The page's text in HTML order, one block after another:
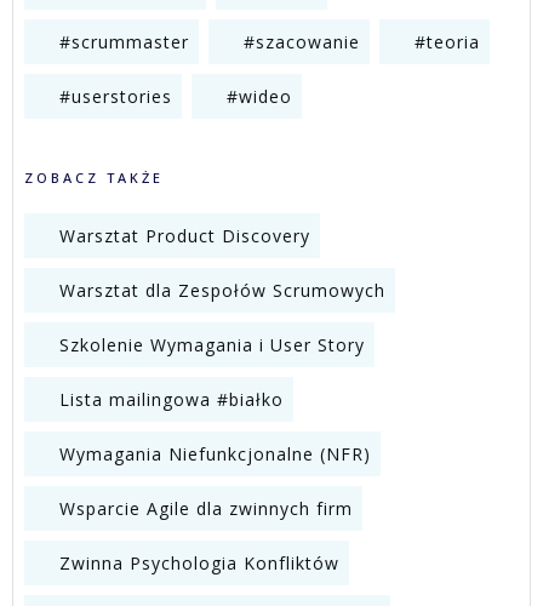
#scrummaster #szacowanie #teoria
#userstories #wideo
ZOBACZ TAKŻE
Warsztat Product Discovery
Warsztat dla Zespołów Scrumowych
Szkolenie Wymagania i User Story
Lista mailingowa #białko
Wymagania Niefunkcjonalne (NFR)
Wsparcie Agile dla zwinnych firm
Zwinna Psychologia Konfliktów